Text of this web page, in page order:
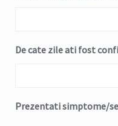
Format:
DD
De cate zile ati fost
Prezentati simptome/